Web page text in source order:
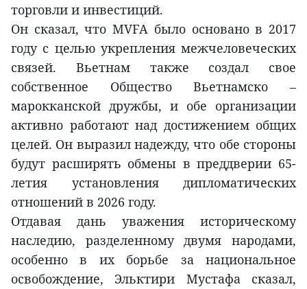
торговли и инвестиций.
Он сказал, что MVFA было основано в 2017
году с целью укрепления межчеловеческих
связей. Вьетнам также создал свое
собственное Общество Вьетнамско –
марокканской дружбы, и обе организации
активно работают над достижением общих
целей. Он выразил надежду, что обе стороны
будут расширять обмены в преддверии 65-
летия установления дипломатических
отношений в 2026 году.
Отдавая дань уважения историческому
наследию, разделенному двумя народами,
особенно в их борьбе за национальное
освобождение, Эльктири Мустафа сказал,